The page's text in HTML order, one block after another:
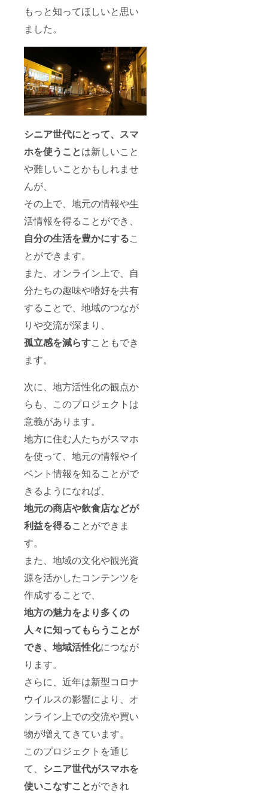
もっと知ってほしいと思い
ました。
シニア世代にとって、スマ
ホを使うことは新しいこと
や難しいことかもしれませ
んが、
その上で、地元の情報や生
活情報を得ることができ、
自分の生活を豊かにするこ
とができます。
また、オンライン上で、自
分たちの趣味や嗜好を共有
することで、地域のつなが
りや交流が深まり、
孤立感を減らすこともでき
ます。
次に、地方活性化の観点か
らも、このプロジェクトは
意義があります。
地方に住む人たちがスマホ
を使って、地元の情報やイ
ベント情報を知ることがで
きるようになれば、
地元の商店や飲食店などが
利益を得ることができま
す。
また、地域の文化や観光資
源を活かしたコンテンツを
作成することで、
地方の魅力をより多くの
人々に知ってもらうことが
でき、地域活性化につなが
ります。
さらに、近年は新型コロナ
ウイルスの影響により、オ
ンライン上での交流や買い
物が増えてきています。
このプロジェクトを通じ
て、 シニア世代がスマホを
使いこなすことができれ